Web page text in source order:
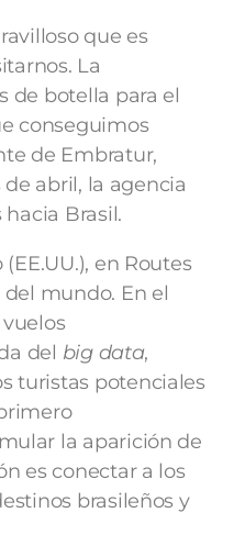
que es
La
de botella para el
conseguimos
de Embratur,
abril, la agencia
Brasil.
en Routes
mundo. En el
del big data,
turistas potenciales
la aparición de
es conectar a los
brasileños y